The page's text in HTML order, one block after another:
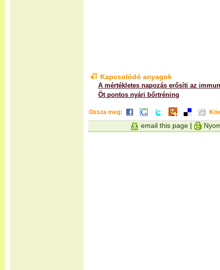
Kapcsolódó anyagok
A mértékletes napozás erősíti az
Öt pontos nyári bőrtréning
Ossza meg:
email this page |